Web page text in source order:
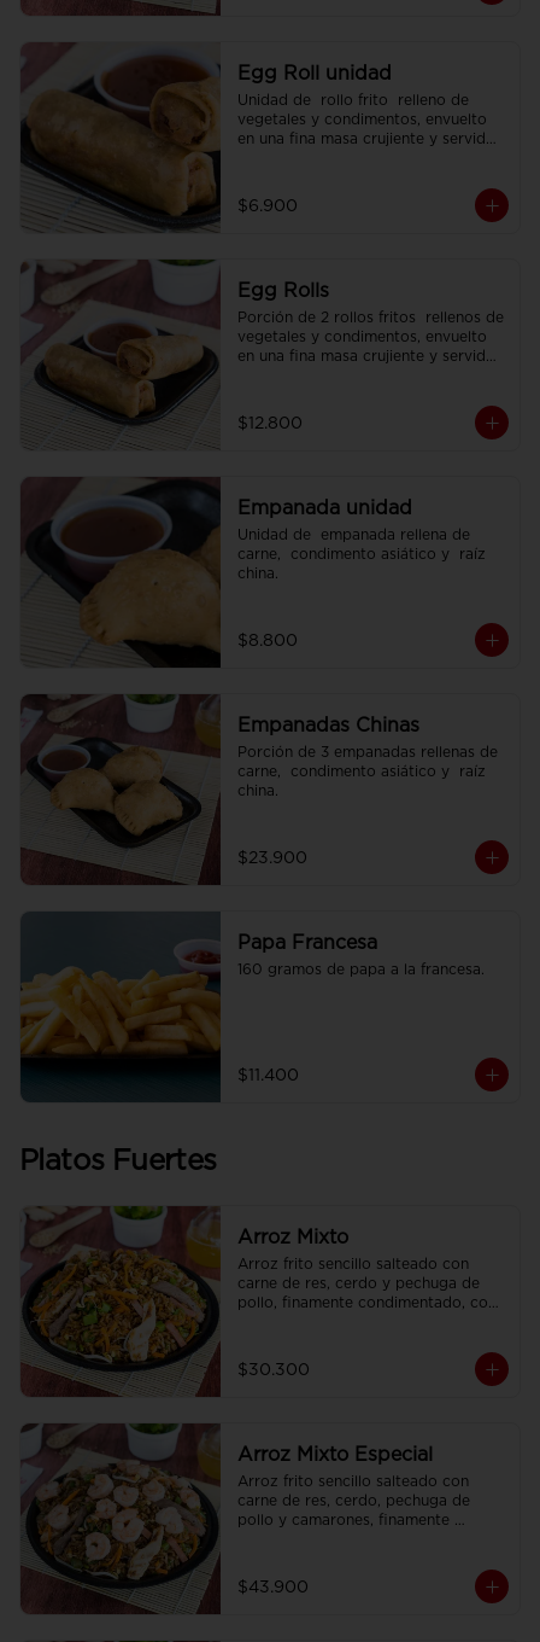
Egg Roll unidad
Unidad de  rollo frito  relleno de
vegetales y condimentos, envuelto
en una fina masa crujiente y servido
$6.900
Egg Rolls
Porción de 2 rollos fritos  rellenos de
vegetales y condimentos, envuelto
en una fina masa crujiente y servidos
$12.800
Empanada unidad
Unidad de  empanada rellena de
carne,  condimento asiático y  raíz
china.
$8.800
Empanadas Chinas
Porción de 3 empanadas rellenas de
carne,  condimento asiático y  raíz
china.
$23.900
Papa Francesa
160 gramos de papa a la francesa.
$11.400
Platos Fuertes
Arroz Mixto
Arroz frito sencillo salteado con
carne de res, cerdo y pechuga de
pollo, finamente condimentado, con
$30.300
Arroz Mixto Especial
Arroz frito sencillo salteado con
carne de res, cerdo, pechuga de
pollo y camarones, finamente
$43.900